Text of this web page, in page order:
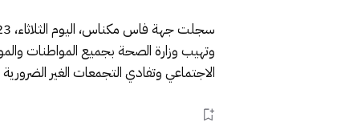
سجلت جهة فاس مكناس، اليوم الثلاثاء، 23 حالة جديدة بـ”كوفيد-19″جميعها في مدينة فاس. لتظل العاصمة العلمية تتصدر مدن الجهة في عدد الاصابات .
وتهيب وزارة الصحة بجميع المواطنات
الاجتماعي وتفادي التجمعات الغير